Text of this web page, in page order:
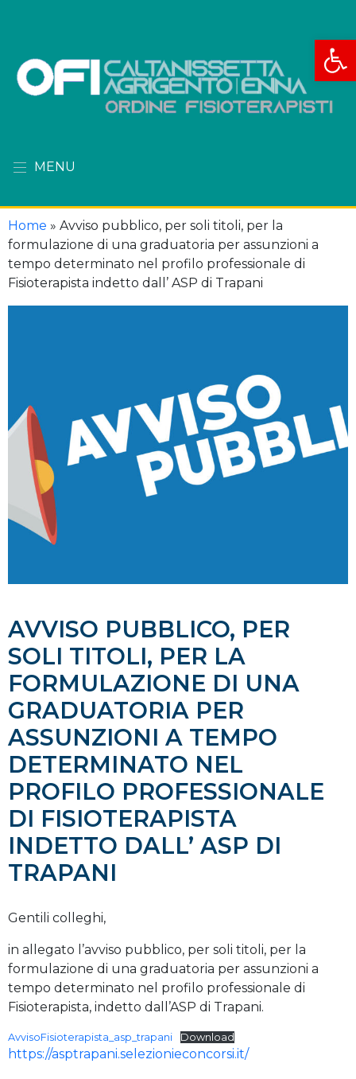
Apri
MENU
Home » Avviso pubblico, per soli titoli, per la
formulazione di una graduatoria per assunzioni a
tempo determinato nel profilo professionale di
Fisioterapista indetto dall’ ASP di Trapani
AVVISO PUBBLICO, PER
SOLI TITOLI, PER LA
FORMULAZIONE DI UNA
GRADUATORIA PER
ASSUNZIONI A TEMPO
DETERMINATO NEL
PROFILO PROFESSIONALE
DI FISIOTERAPISTA
INDETTO DALL’ ASP DI
TRAPANI
Gentili colleghi,
in allegato l’avviso pubblico, per soli titoli, per la
formulazione di una graduatoria per assunzioni a
tempo determinato nel profilo professionale di
Fisioterapista, indetto dall’ASP di Trapani.
AvvisoFisioterapista_asp_trapani Download
https://asptrapani.selezionieconcorsi.it/